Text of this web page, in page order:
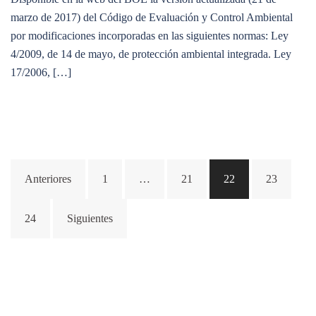
marzo de 2017) del Código de Evaluación y Control Ambiental
por modificaciones incorporadas en las siguientes normas: Ley
4/2009, de 14 de mayo, de protección ambiental integrada. Ley
17/2006, […]
deAnteriores 1 … 21 22 23
24 Siguientes